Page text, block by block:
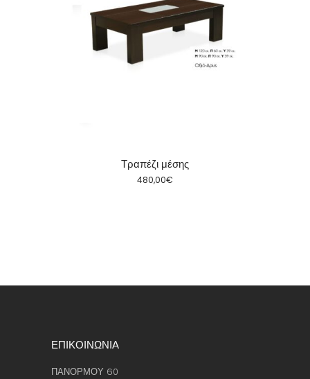
Τραπέζι μέσης
480,00€
ΕΠΙΚΟΙΝΩΝΙΑ
ΠΑΝΟΡΜΟΥ 60